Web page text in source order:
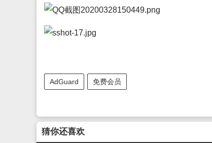
AdGuard 免费会员
猜你还喜欢